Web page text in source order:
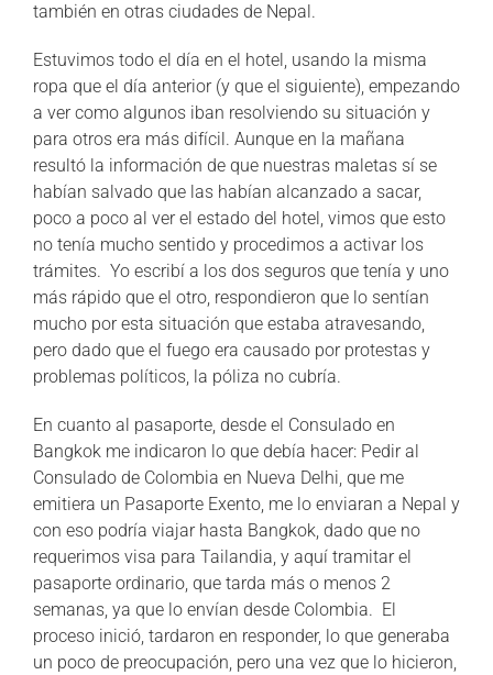
también en otras ciudades de Nepal.
Estuvimos todo el día en el hotel, usando la misma
ropa que el día anterior (y que el siguiente), empezando
a ver como algunos iban resolviendo su situación y
para otros era más difícil. Aunque en la mañana
resultó la información de que nuestras maletas sí se
habían salvado que las habían alcanzado a sacar,
poco a poco al ver el estado del hotel, vimos que esto
no tenía mucho sentido y procedimos a activar los
trámites. Yo escribí a los dos seguros que tenía y uno
más rápido que el otro, respondieron que lo sentían
mucho por esta situación que estaba atravesando,
pero dado que el fuego era causado por protestas y
problemas políticos, la póliza no cubría.
En cuanto al pasaporte, desde el Consulado en
Bangkok me indicaron lo que debía hacer: Pedir al
Consulado de Colombia en Nueva Delhi, que me
emitiera un Pasaporte Exento, me lo enviaran a Nepal y
con eso podría viajar hasta Bangkok, dado que no
requerimos visa para Tailandia, y aquí tramitar el
pasaporte ordinario, que tarda más o menos 2
semanas, ya que lo envían desde Colombia. El
proceso inició, tardaron en responder, lo que generaba
un poco de preocupación, pero una vez que lo hicieron,